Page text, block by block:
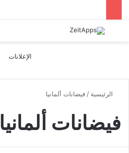
بحث عن
الإعلانات
الرئيسية / فيضانات ألمانيا
فيضانات ألمانيا